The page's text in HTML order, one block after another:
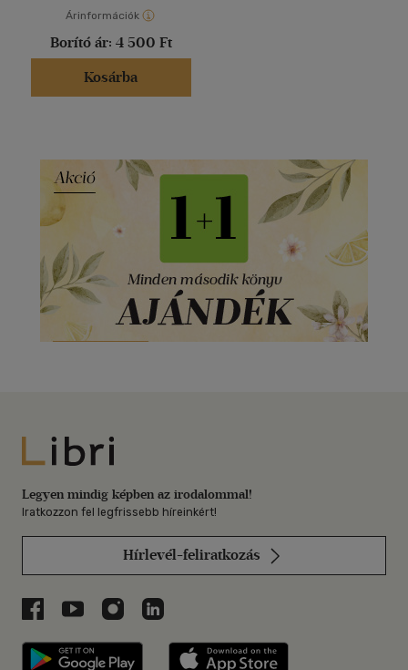
Árinformációk
Borító ár: 4 500 Ft
Kosárba
Libri
Legyen mindig képben az irodalommal!
Iratkozzon fel legfrissebb híreinkért!
Hírlevél-feliratkozás
Libri a Facebookon
Libri a Youtube-on
Libri az Instagramon
Libri a LinkedInen
Libri applikáció Szerezd meg: Google